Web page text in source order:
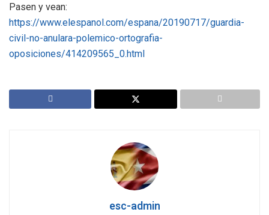
Pasen y vean:
https://www.elespanol.com/espana/20190717/guardia-
civil-no-anulara-polemico-ortografia-
oposiciones/414209565_0.html
esc-admin